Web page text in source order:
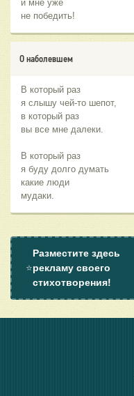
и мне уже
не победить!
О наболевшем
В который раз
я слышу чей-то шепот,
в который раз
вы все мне далеки.
В который раз
я буду долго думать
какие люди
мудаки.
⭐
Разместите здесь
рекламу своего
стихотворения!